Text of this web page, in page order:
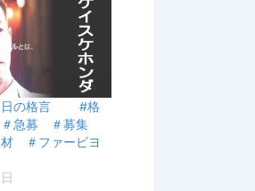
日の格言 #格
急募 ＃募集
＃ファービヨ